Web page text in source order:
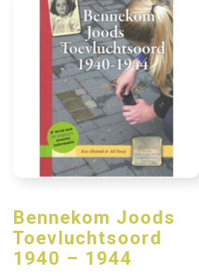
Bennekom Joods
Toevluchtsoord
1940 – 1944